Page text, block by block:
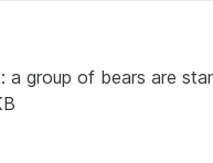
a group of bears are